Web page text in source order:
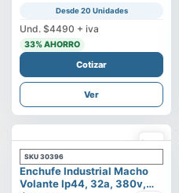
Desde 20 Unidades
Und. $4490 + iva
33% AHORRO
Cotizar
Ver
SKU 30396
Enchufe Industrial Macho
Volante Ip44, 32a, 380v,